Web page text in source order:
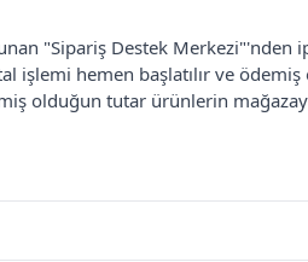
"Sipariş Destek Merkezi"'nden
hemen başlatılır ve
olduğun tutar ürünlerin